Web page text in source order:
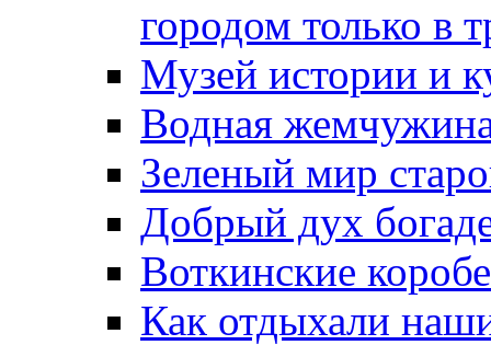
городом только в
Музей истории и
Водная
Зеленый мир
Добрый дух
Воткинские
Как отдыхали